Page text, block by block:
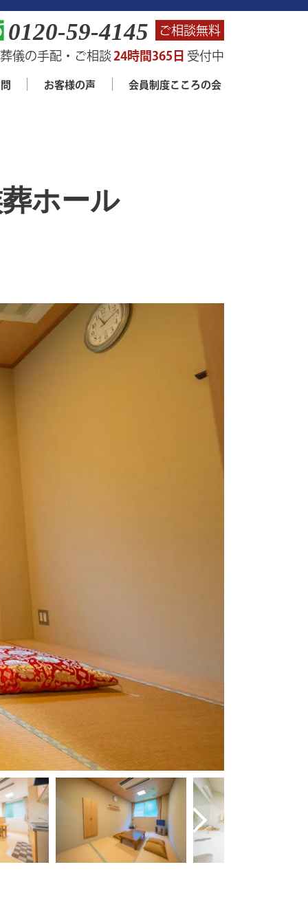
0120-59-4145 ご相談無料
儀の手配・ご相談 24時間365日 受付中
お客様の声 会員制度こころの会
ホール